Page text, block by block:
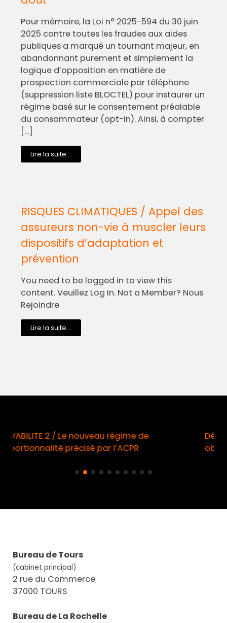
Pour mémoire, la Loi n° 2025-594 du 30 juin
2025 contre toutes les fraudes aux aides
publiques a marqué un tournant majeur, en
abandonnant purement et simplement la
logique d’opposition en matière de
prospection commerciale par téléphone
(suppression liste BLOCTEL) pour instaurer un
régime basé sur le consentement préalable
du consommateur (opt-in). Ainsi, à compter
[…]
Lire la suite...
RISQUES CLIMATIQUES / Appel des
assureurs non-vie à muscler leurs
dispositifs d’adaptation et
prévention
You need to be logged in to view this
content. Veuillez Log In. Not a Member? Nous
Rejoindre
Lire la suite...
de
Démarchage téléphonique / Opt-in
obligatoire à compter du 11 août
Bureau de Tours
(cabinet principal)
2 rue du Commerce
37000 TOURS
Bureau de La Rochelle